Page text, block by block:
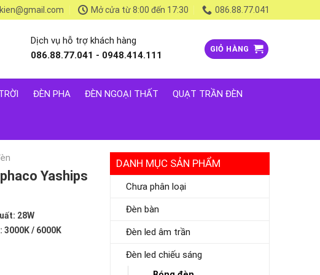
Mở cửa từ 8:00 đến 17:30 086.88.77.041
Dịch vụ hỗ trợ khách hàng
086.88.77.041 - 0948.414.111
GIỎ HÀNG
ĐÈN PHA ĐÈN NGOẠI THẤT QUẠT TRẦN ĐÈN
DANH MỤC SẢN PHẨM
Chưa phân loại
Đèn bàn
Đèn led âm trần
Đèn led chiếu sáng
Yaships
28W
3000K / 6000K